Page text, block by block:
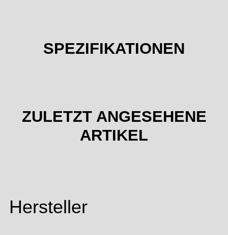
SPEZIFIKATIONEN
ZULETZT ANGESEHENE
ARTIKEL
Hersteller